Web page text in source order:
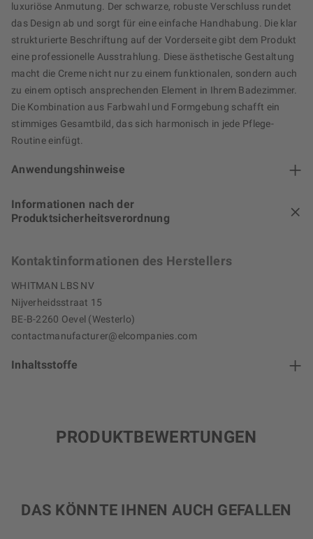
luxuriöse Anmutung. Der schwarze, robuste Verschluss rundet
das Design ab und sorgt für eine einfache Handhabung. Die klar
strukturierte Beschriftung auf der Vorderseite gibt dem Produkt
eine professionelle Ausstrahlung. Diese ästhetische Gestaltung
macht die Creme nicht nur zu einem funktionalen, sondern auch
zu einem optisch ansprechenden Element in Ihrem Badezimmer.
Die Kombination aus Farbwahl und Formgebung schafft ein
stimmiges Gesamtbild, das sich harmonisch in jede Pflege-
Routine einfügt.
Anwendungshinweise
Informationen nach der
Produktsicherheitsverordnung
Kontaktinformationen des Herstellers
WHITMAN LBS NV
Nijverheidsstraat 15
BE-B-2260 Oevel (Westerlo)
contactmanufacturer@elcompanies.com
Inhaltsstoffe
PRODUKTBEWERTUNGEN
DAS KÖNNTE IHNEN AUCH GEFALLEN